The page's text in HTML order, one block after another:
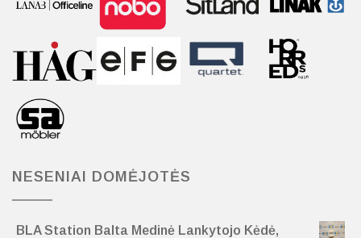
NESENIAI DOMĖJOTĖS
BLA Station Balta Medinė Lankytojo Kėdė,